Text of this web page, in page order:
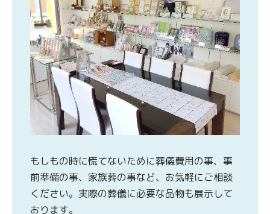
もしもの時に慌てないために葬儀費用の事、事
前準備の事、家族葬の事など、お気軽にご相談
ください。実際の葬儀に必要な品物も展示して
おります。